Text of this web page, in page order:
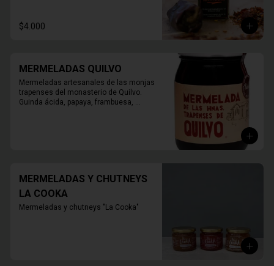
$4.000
MERMELADAS QUILVO
Mermeladas artesanales de las monjas
trapenses del monasterio de Quilvo.
Guinda ácida, papaya, frambuesa,
MERMELADAS Y CHUTNEYS
LA COOKA
Mermeladas y chutneys "La Cooka"